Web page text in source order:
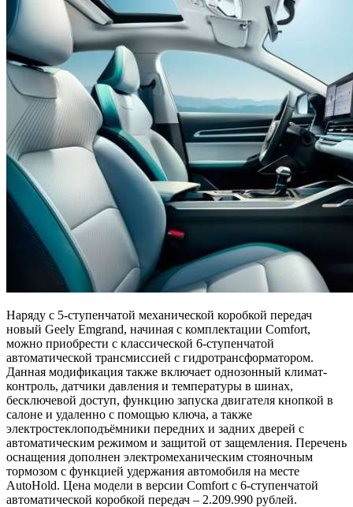
Наряду с 5-ступенчатой механической коробкой передач
новый Geely Emgrand, начиная с комплектации Comfort,
можно приобрести с классической 6-ступенчатой
автоматической трансмиссией с гидротрансформатором.
Данная модификация также включает однозонный климат-
контроль, датчики давления и температуры в шинах,
бесключевой доступ, функцию запуска двигателя кнопкой в
салоне и удаленно с помощью ключа, а также
электростеклоподъёмники передних и задних дверей с
автоматическим режимом и защитой от защемления. Перечень
оснащения дополнен электромеханическим стояночным
тормозом с функцией удержания автомобиля на месте
AutoHold. Цена модели в версии Comfort с 6-ступенчатой
автоматической коробкой передач – 2.209.990 рублей.